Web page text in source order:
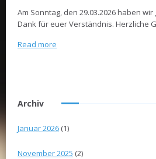
Am Sonntag, den 29.03.2026 haben
Dank für euer Verständnis. Herzliche
Read more
Archiv
Januar 2026 (1)
November 2025 (2)